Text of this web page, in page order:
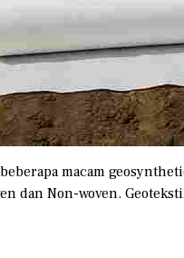
macam
dan Non-woven.